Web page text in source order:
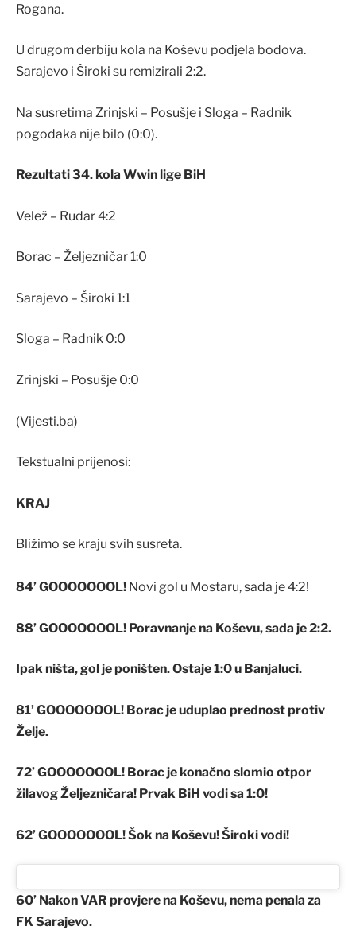
Rogana.
U drugom derbiju kola na Koševu podjela bodova.
Sarajevo i Široki su remizirali 2:2.
Na susretima Zrinjski – Posušje i Sloga – Radnik
pogodaka nije bilo (0:0).
Rezultati 34. kola Wwin lige BiH
Velež – Rudar 4:2
Borac – Željezničar 1:0
Sarajevo – Široki 1:1
Sloga – Radnik 0:0
Zrinjski – Posušje 0:0
(Vijesti.ba)
Tekstualni prijenosi:
KRAJ
Bližimo se kraju svih susreta.
84’ GOOOOOOOL! Novi gol u Mostaru, sada je 4:2!
88’ GOOOOOOOL! Poravnanje na Koševu, sada je 2:2.
Ipak ništa, gol je poništen. Ostaje 1:0 u Banjaluci.
81’ GOOOOOOOL! Borac je uduplao prednost protiv
Želje.
72’ GOOOOOOOL! Borac je konačno slomio otpor
žilavog Željezničara! Prvak BiH vodi sa 1:0!
62’ GOOOOOOOL!Šok na Koševu! Široki vodi!
60’ Nakon VAR provjere na Koševu, nema penala za
FK Sarajevo.